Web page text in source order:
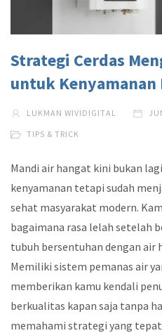
Strategi Cerdas
untuk Kenyamanan
LUKMAN WIVIDIGITAL
TIPS & TRICK
Mandi air hangat kini bukan
kenyamanan tetapi sudah
sehat masyarakat modern.
bagaimana rasa lelah setelah
tubuh bersentuhan dengan air
Memiliki sistem pemanas air
memberikan kamu kendali
berkualitas kapan saja tanpa
memahami strategi yang